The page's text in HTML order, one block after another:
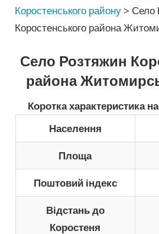
Коростенського району > Село
Коростенського района
Село Розтяжин
района
Коротка характеристика
Населення
Площа
Поштовий індекс
Відстань до
Коростеня